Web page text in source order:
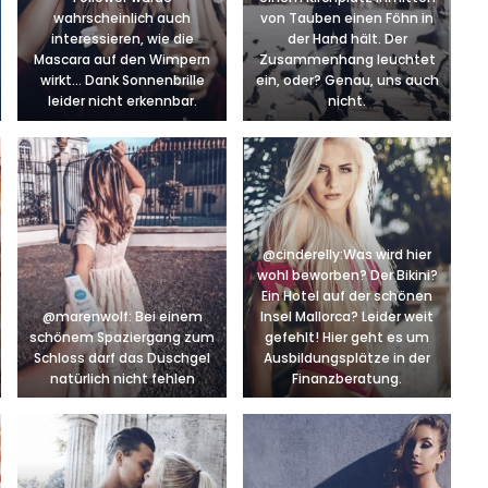
wahrscheinlich auch
interessieren, wie die
Mascara auf den Wimpern
wirkt… Dank Sonnenbrille
leider nicht erkennbar.
von Tauben einen Föhn in
der Hand hält. Der
Zusammenhang leuchtet
ein, oder? Genau, uns auch
nicht.
@marenwolf: Bei einem
schönem Spaziergang zum
Schloss darf das Duschgel
natürlich nicht fehlen
@cinderelly:Was wird hier
wohl beworben? Der Bikini?
Ein Hotel auf der schönen
Insel Mallorca? Leider weit
gefehlt! Hier geht es um
Ausbildungsplätze in der
Finanzberatung.